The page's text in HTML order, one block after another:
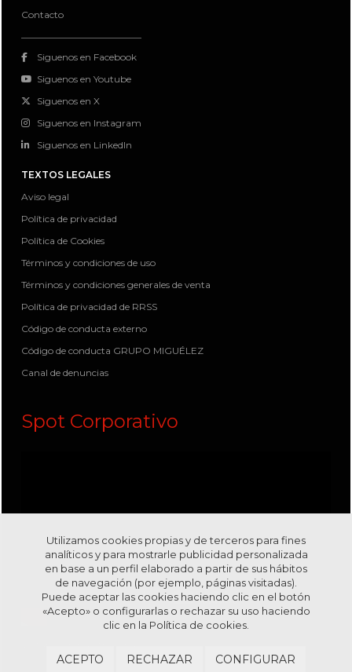
Contacto
Siguenos en Facebook
Siguenos en Youtube
Siguenos en X
Siguenos en Instagram
Siguenos en LinkedIn
TEXTOS LEGALES
Aviso legal
Política de privacidad
Política de Cookies
Términos y condiciones de uso
Términos y condiciones generales de venta
Política de privacidad de RRSS
Código de conducta externo
Código de conducta GRUPO MIGUÉLEZ
Canal de denuncias
Spot Corporativo
Utilizamos cookies propias y de terceros para fines
analíticos y para mostrarle publicidad personalizada
en base a un perfil elaborado a partir de sus hábitos
de navegación (por ejemplo, páginas visitadas).
Puede aceptar las cookies haciendo clic en el botón
«Acepto» o configurarlas o rechazar su uso haciendo
clic en la Política de cookies.
ACEPTO RECHAZAR CONFIGURAR